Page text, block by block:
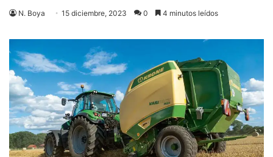
N. Boya 15 diciembre, 2023 0 4 minutos leídos